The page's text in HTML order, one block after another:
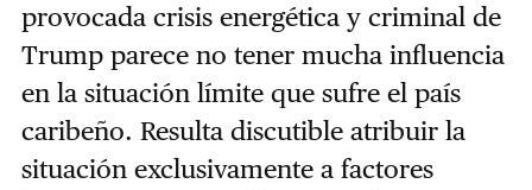
provocada crisis energética y criminal de
Trump parece no tener mucha influencia
en la situación límite que sufre el país
caribeño. Resulta discutible atribuir la
situación exclusivamente a factores